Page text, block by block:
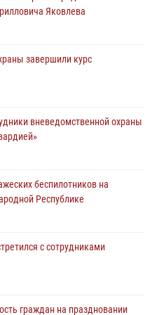
граждан на праздновании
граждан в День Лев-
ВСУ на южном направлении
Яковлева
завершили курс
вневедомственной охраны
беспилотников на
Республике
с сотрудниками
граждан на праздновании